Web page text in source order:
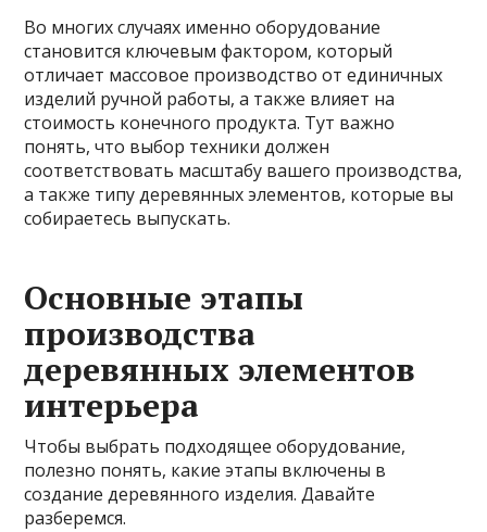
Во многих случаях именно оборудование
становится ключевым фактором, который
отличает массовое производство от единичных
изделий ручной работы, а также влияет на
стоимость конечного продукта. Тут важно
понять, что выбор техники должен
соответствовать масштабу вашего производства,
а также типу деревянных элементов, которые вы
собираетесь выпускать.
Основные этапы
производства
деревянных элементов
интерьера
Чтобы выбрать подходящее оборудование,
полезно понять, какие этапы включены в
создание деревянного изделия. Давайте
разберемся.